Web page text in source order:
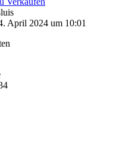
April 2024 um 10:01